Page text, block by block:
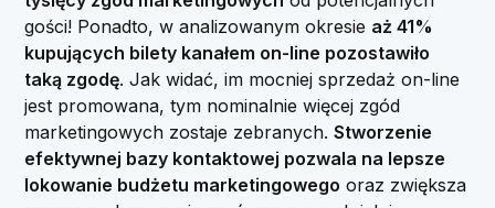
gości! Ponadto, w analizowanym okresie aż 41%
kupujących bilety kanałem on-line pozostawiło
taką zgodę. Jak widać, im mocniej sprzedaż on-line
jest promowana, tym nominalnie więcej zgód
marketingowych zostaje zebranych.Stworzenie
efektywnej bazy kontaktowej pozwala na lepsze
lokowanie budżetu marketingowego oraz zwiększa